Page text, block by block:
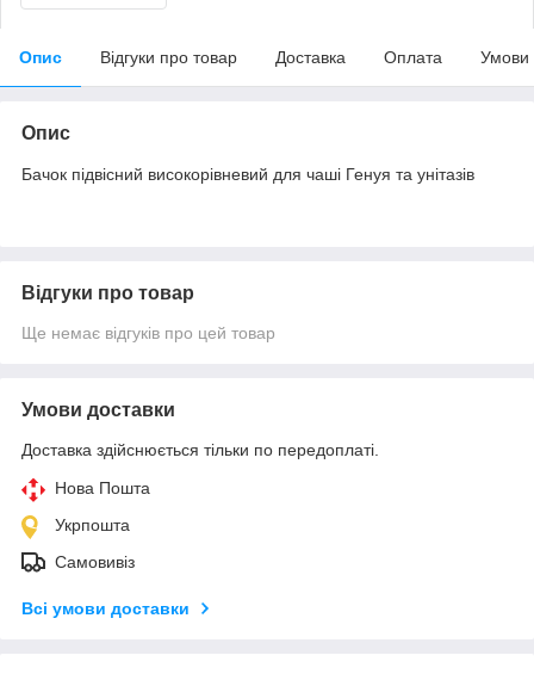
Опис Відгуки про товар Доставка Оплата Умови
Опис
Бачок підвісний високорівневий для чаші Генуя та унітазів
Відгуки про товар
Ще немає відгуків про цей товар
Умови доставки
Доставка здійснюється тільки по передоплаті.
Нова Пошта
Укрпошта
Самовивіз
Всі умови доставки